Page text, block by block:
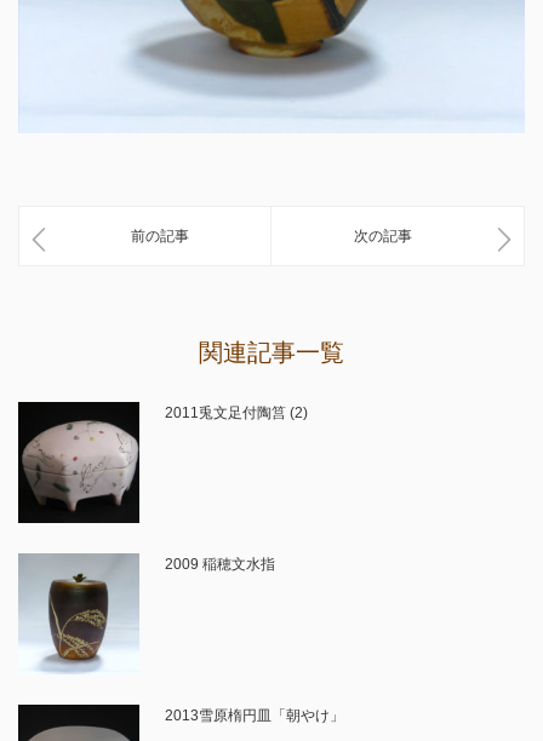
前の記事 次の記事
関連記事一覧
2011兎文足付陶筥 (2)
2009 稲穂文水指
2013雪原楕円皿「朝やけ」